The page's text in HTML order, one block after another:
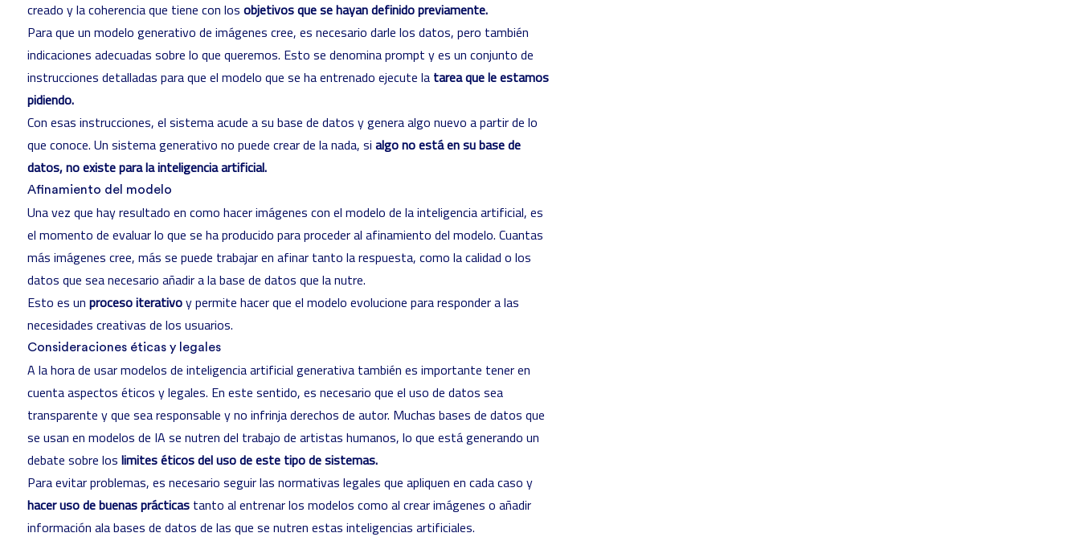
creado y la coherencia que tiene con los objetivos que se hayan definido previamente.
Para que un modelo generativo de imágenes cree, es necesario darle los datos, pero también
indicaciones adecuadas sobre lo que queremos. Esto se denomina prompt y es un conjunto de
instrucciones detalladas para que el modelo que se ha entrenado ejecute la tarea que le estamos
pidiendo.
Con esas instrucciones, el sistema acude a su base de datos y genera algo nuevo a partir de lo
que conoce. Un sistema generativo no puede crear de la nada, si algo no está en su base de
datos, no existe para la inteligencia artificial.
Afinamiento del modelo
Una vez que hay resultado en como hacer imágenes con el modelo de la inteligencia artificial, es
el momento de evaluar lo que se ha producido para proceder al afinamiento del modelo. Cuantas
más imágenes cree, más se puede trabajar en afinar tanto la respuesta, como la calidad o los
datos que sea necesario añadir a la base de datos que la nutre.
Esto es un proceso iterativoy permite hacer que el modelo evolucione para responder a las
necesidades creativas de los usuarios.
Consideraciones éticas y legales
A la hora de usar modelos de inteligencia artificial generativa también es importante tener en
cuenta aspectos éticos y legales. En este sentido, es necesario que el uso de datos sea
transparente y que sea responsable y no infrinja derechos de autor. Muchas bases de datos que
se usan en modelos de IA se nutren del trabajo de artistas humanos, lo que está generando un
debate sobre los limites éticos del uso de este tipo de sistemas.
Para evitar problemas, es necesario seguir las normativas legales que apliquen en cada caso y
hacer uso de buenas prácticas tanto al entrenar los modelos como al crear imágenes o añadir
información ala bases de datos de las que se nutren estas inteligencias artificiales.